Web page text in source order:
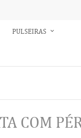
PULSEIRAS
COM